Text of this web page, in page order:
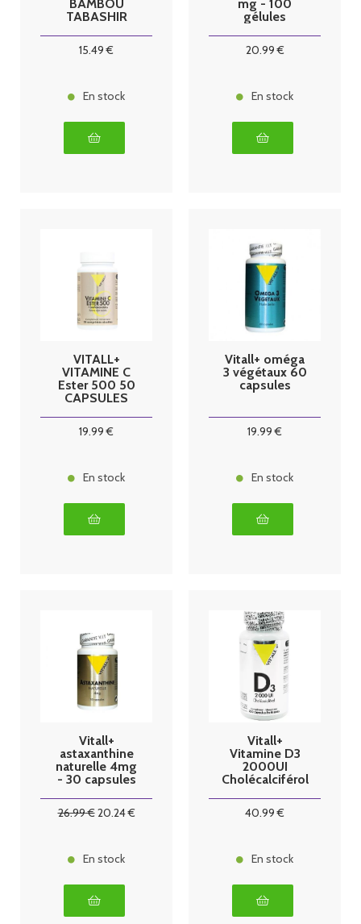
BAMBOU
TABASHIR
15.49 €
En stock
mg - 100
gélules
20.99€
En stock
VITALL+
VITAMINE C
Ester 500 50
CAPSULES
19.99 €
En stock
Vitall+ oméga
3 végétaux 60
capsules
19.99 €
En stock
Vitall+
astaxanthine
naturelle 4mg
- 30 capsules
26.99€20.24€
En stock
Vitall+
Vitamine D3
2000UI
Cholécalciférol
40.99 €
En stock